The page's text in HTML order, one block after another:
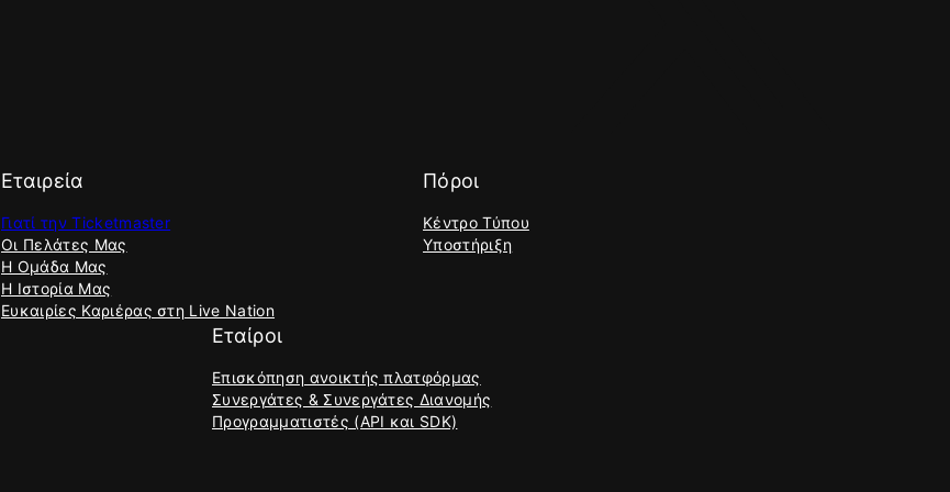
Εταιρεία
Γιατί την Ticketmaster
Οι Πελάτες Μας
Η Ομάδα Μας
Η Ιστορία Μας
Ευκαιρίες Καριέρας στη Live Nation
Πόροι
Κέντρο Τύπου
Υποστήριξη
Εταίροι
Επισκόπηση ανοικτής πλατφόρμας
Συνεργάτες & Συνεργάτες Διανομής
Προγραμματιστές (API και SDK)